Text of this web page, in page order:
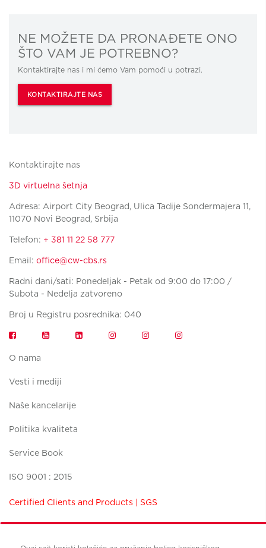
NE MOŽETE DA PRONAĐETE ONO
ŠTO VAM JE POTREBNO?
Kontaktirajte nas i mi ćemo Vam pomoći u potrazi.
KONTAKTIRAJTE NAS
Kontaktirajte nas
3D virtuelna šetnja
Adresa: Airport City Beograd, Ulica Tadije Sondermajera 11,
11070 Novi Beograd, Srbija
Telefon: + 381 11 22 58 777
Email: office@cw-cbs.rs
Radni dani/sati: Ponedeljak - Petak od 9:00 do 17:00 /
Subota - Nedelja zatvoreno
Broj u Registru posrednika: 040
O nama
Vesti i mediji
Naše kancelarije
Politika kvaliteta
Service Book
ISO 9001 : 2015
Certified Clients and Products | SGS